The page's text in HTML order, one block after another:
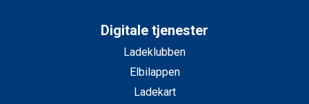
Digitale tjenester
Ladeklubben
Elbilappen
Ladekart